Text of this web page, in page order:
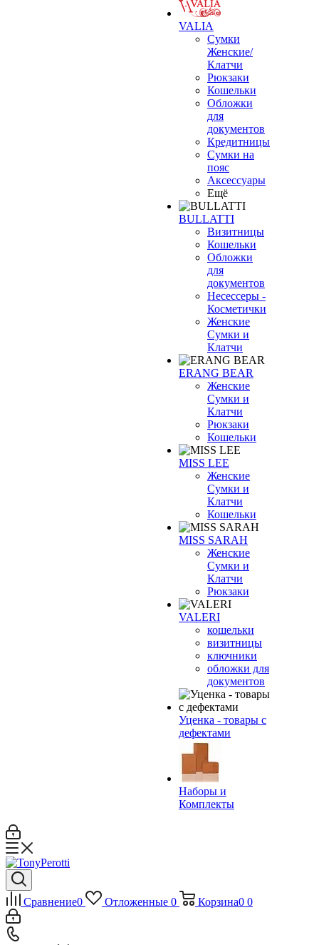
VALIA
Сумки
Женские/
Клатчи
Рюкзаки
Кошельки
Обложки
для
документов
Кредитницы
Сумки на
пояс
Аксессуары
Ещё
BULLATTI
Визитницы
Кошельки
Обложки
для
документов
Несессеры -
Косметички
Женские
Сумки и
Клатчи
ERANG BEAR
Женские
Сумки и
Клатчи
Рюкзаки
Кошельки
MISS LEE
Женские
Сумки и
Клатчи
Кошельки
MISS SARAH
Женские
Сумки и
Клатчи
Рюкзаки
VALERI
кошельки
визитницы
ключники
обложки для
документов
Уценка - товары с
дефектами
Наборы и
Комплекты
Сравнение0 Отложенные 0 Корзина0 0